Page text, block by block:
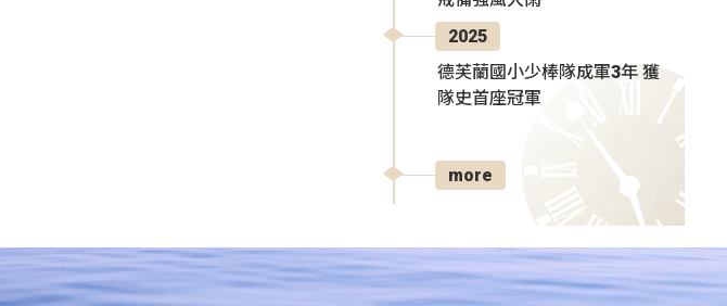
2025
德芙蘭國小少棒隊成軍3年 獲
隊史首座冠軍
more